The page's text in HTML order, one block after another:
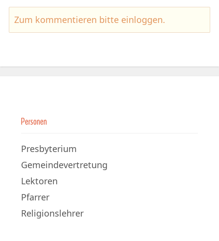
Zum kommentieren bitte einloggen.
Personen
Presbyterium
Gemeindevertretung
Lektoren
Pfarrer
Religionslehrer